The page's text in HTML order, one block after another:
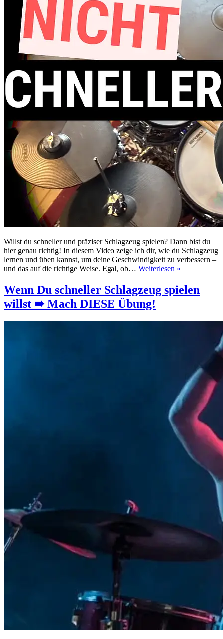
Willst du schneller und präziser Schlagzeug spielen? Dann bist du
hier genau richtig! In diesem Video zeige ich dir, wie du Schlagzeug
lernen und üben kannst, um deine Geschwindigkeit zu verbessern –
und das auf die richtige Weise. Egal, ob… Weiterlesen »
schneller
Schlagzeug
➠
Wenn Du schneller Schlagzeug spielen
willst ➠ Mach DIESE Übung!